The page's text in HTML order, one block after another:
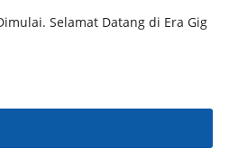
Selamat Datang di Era Gig